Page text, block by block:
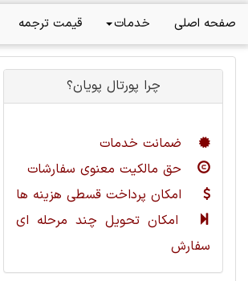
صفحه اصلی خدمات قیمت ترجمه
چرا پورتال پویان؟
ضمانت خدمات
حق مالکیت معنوی سفارشات
امکان پرداخت قسطی هزینه ها
امکان تحویل چند مرحله ای
سفارش